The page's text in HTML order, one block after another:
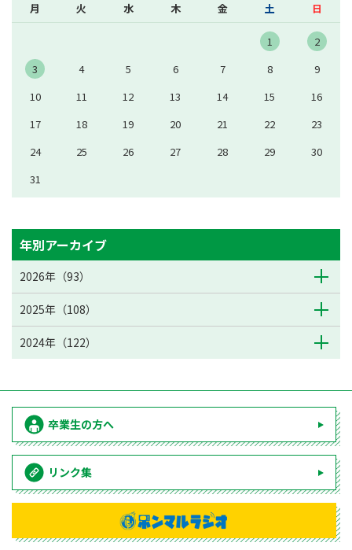
月 火 水 木 金 土 日
1
2
3
4 5 6 7 8
9
10
11 12 13 14 15
16
17
18 19 20 21 22
23
24
25 26 27 28 29
30
31
年別アーカイブ
2026年（93）
2025年（108）
2024年（122）
卒業生の方へ
リンク集